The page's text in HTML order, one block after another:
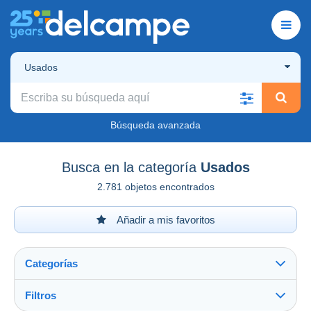
Usados
Búsqueda avanzada
Busca en la categoría Usados
2.781 objetos encontrados
Añadir a mis favoritos
Categorías
Filtros